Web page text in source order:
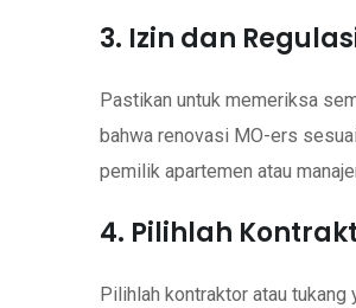
3. Izin dan
Pastikan untuk memeriksa
bahwa renovasi MO-ers
pemilik apartemen atau
4. Pilihlah
Pilihlah kontraktor atau